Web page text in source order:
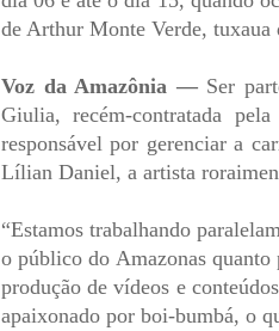
de Arthur Monte Verde, tuxaua
Voz da Amazônia — Ser
Giulia, recém-contratada pela
responsável por gerenciar a
Lílian Daniel, a artista
“Estamos trabalhando
o público do Amazonas quanto
produção de vídeos e
apaixonado por boi-bumbá, o